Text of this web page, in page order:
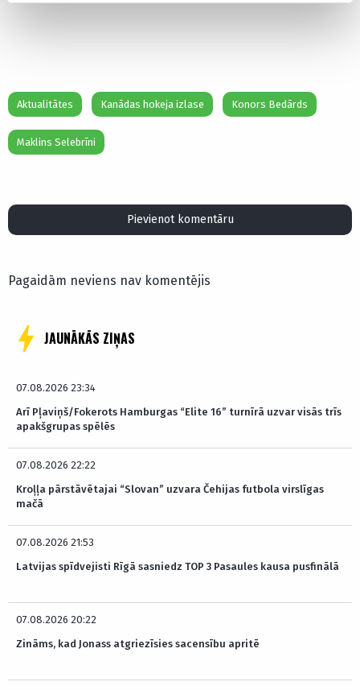
Aktualitātes Kanādas hokeja izlase Konors Bedārds
Maklins Selebrīni
Pievienot komentāru
Pagaidām neviens nav komentējis
JAUNĀKĀS ZIŅAS
07.08.2026 23:34
Arī Pļaviņš/Fokerots Hamburgas “Elite 16” turnīrā uzvar visās trīs
apakšgrupas spēlēs
07.08.2026 22:22
Kroļļa pārstāvētajai “Slovan” uzvara Čehijas futbola virslīgas
mačā
07.08.2026 21:53
Latvijas spīdvejisti Rīgā sasniedz TOP 3 Pasaules kausa pusfinālā
07.08.2026 20:22
Zināms, kad Jonass atgriezīsies sacensību apritē